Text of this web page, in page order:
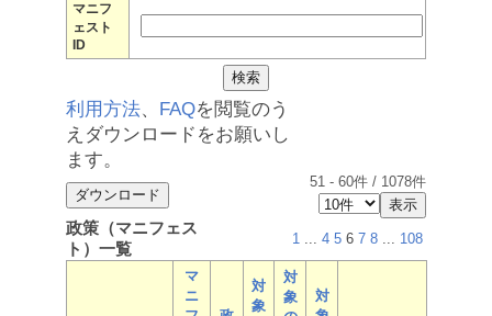
マニフ
ェスト
ID
利用方法、 FAQを閲覧のう
えダウンロードをお願いし
ます。
51 - 60件 / 1078件
政策（マニフェス
ト）一覧
1 ... 4 5 6 7 8 ... 108
マ
ニ
対
象
対
象
対